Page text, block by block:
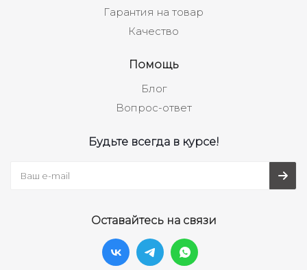
Гарантия на товар
Качество
Помощь
Блог
Вопрос-ответ
Будьте всегда в курсе!
Оставайтесь на связи